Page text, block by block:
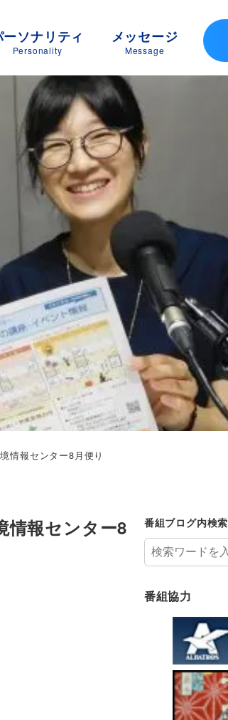
ーソナリティ
Personality
メッセージ
Message
情報センター8月便り
情報センター8
番組ブログ内検索
番組協力